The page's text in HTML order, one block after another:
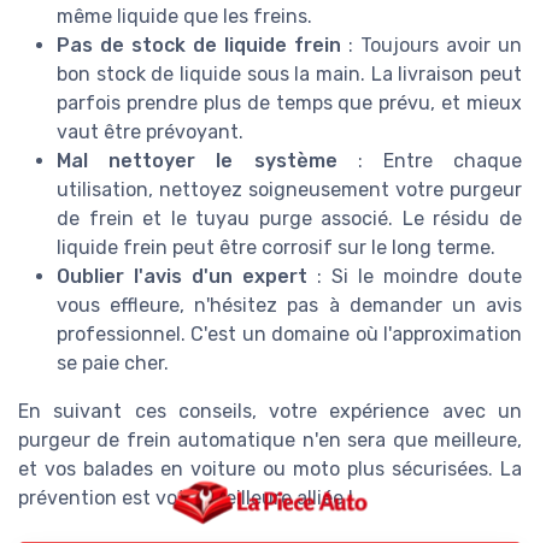
même liquide que les freins.
Pas de stock de liquide frein : Toujours avoir un
bon stock de liquide sous la main. La livraison peut
parfois prendre plus de temps que prévu, et mieux
vaut être prévoyant.
Mal nettoyer le système : Entre chaque
utilisation, nettoyez soigneusement votre purgeur
de frein et le tuyau purge associé. Le résidu de
liquide frein peut être corrosif sur le long terme.
Oublier l'avis d'un expert : Si le moindre doute
vous effleure, n'hésitez pas à demander un avis
professionnel. C'est un domaine où l'approximation
se paie cher.
En suivant ces conseils, votre expérience avec un
purgeur de frein automatique n'en sera que meilleure,
et vos balades en voiture ou moto plus sécurisées. La
prévention est votre meilleure alliée !